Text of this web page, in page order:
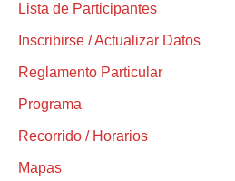
Lista de Participantes
Inscribirse / Actualizar Datos
Reglamento Particular
Programa
Recorrido / Horarios
Mapas